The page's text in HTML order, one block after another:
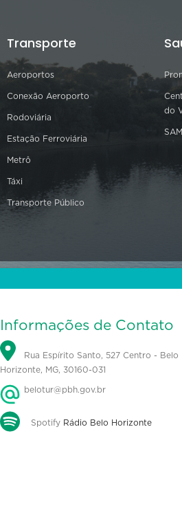
Transporte
Aeroportos
Conexão Aeroporto
Rodoviária
Estação Ferroviária
Metrô
Táxi
Transporte Público
do
Informações de Contato
Rua Espírito Santo, 527 Centro - Belo
Horizonte, MG, 30160-031
belotur@pbh.gov.br
Spotify Rádio Belo Horizonte